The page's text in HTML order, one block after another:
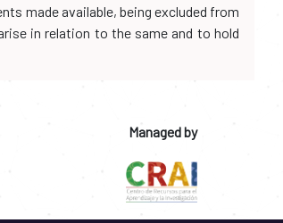
made available, being excluded from
in relation to the same and to hold
Managed by